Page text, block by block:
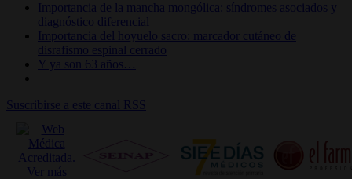
Importancia de la mancha mongólica: síndromes asociados y
diagnóstico diferencial
Importancia del hoyuelo sacro: marcador cutáneo de
disrafismo espinal cerrado
Y ya son 63 años…
Suscribirse a este canal RSS